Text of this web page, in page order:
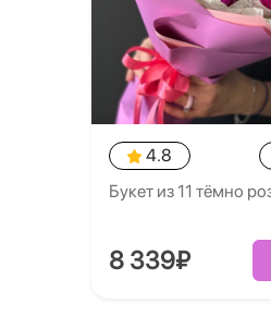
4.8
Букет из 11 тёмно
8 339₽